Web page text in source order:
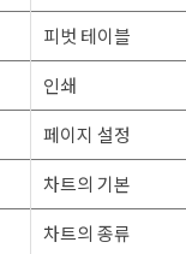
피벗 테이블
인쇄
페이지 설정
차트의 기본
차트의 종류